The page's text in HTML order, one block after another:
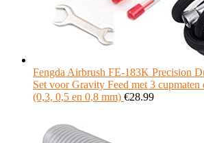
Fengda Airbrush FE-183K Precision
Set voor Gravity Feed met 3 cupmaten
(0,3, 0,5 en 0,8 mm) €28.99